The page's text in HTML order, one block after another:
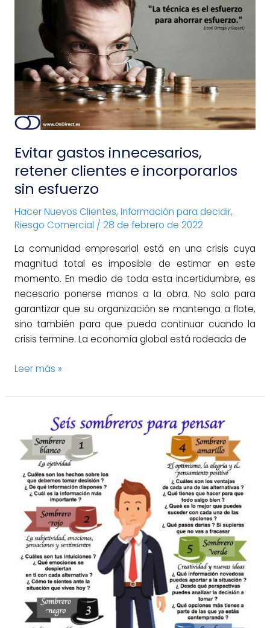
Evitar gastos innecesarios,
retener clientes e incorporarlos
sin esfuerzo
Hacer Nuevos Clientes, Información para decidir,
Riesgo Comercial / 28 de febrero de 2022
La comunidad empresarial está en una crisis cuya
magnitud total es imposible de estimar en este
momento. En medio de toda esta incertidumbre, es
necesario ponerse manos a la obra. No solo para
garantizar que su organización se mantenga a flote,
sino también para que pueda continuar cuando la
crisis termine. La economía global está rodeada de
gastos
innecesarios,
retener
clientes
e
incorporarlos
sin
esfuerzo
Leer más »
toma
de
decisiones